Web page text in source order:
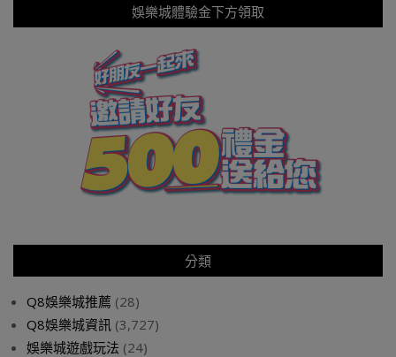
娛樂城體驗金下方領取
分類
Q8娛樂城推薦 (28)
Q8娛樂城資訊 (3,727)
娛樂城遊戲玩法 (24)